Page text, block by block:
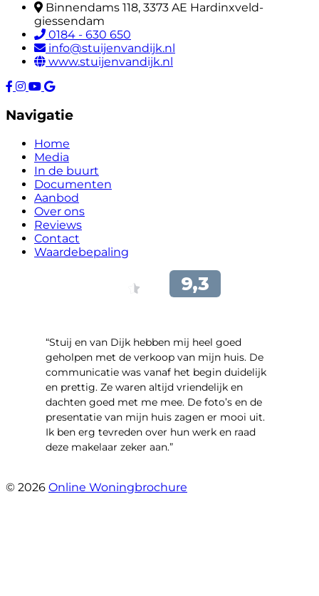
Binnendams 118, 3373 AE Hardinxveld-
giessendam
0184 - 630 650
info@stuijenvandijk.nl
www.stuijenvandijk.nl
Navigatie
Home
Media
In de buurt
Documenten
Aanbod
Over ons
Reviews
Contact
Waardebepaling
“Stuij en van Dijk hebben mij heel goed
geholpen met de verkoop van mijn huis. De
communicatie was vanaf het begin duidelijk
en prettig. Ze waren altijd vriendelijk en
dachten goed met me mee. De foto’s en de
presentatie van mijn huis zagen er mooi uit.
Ik ben erg tevreden over hun werk en raad
deze makelaar zeker aan.”
© 2026 Online Woningbrochure